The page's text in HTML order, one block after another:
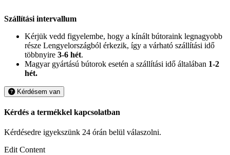
Szállítási intervallum
Kérjük vedd figyelembe, hogy a kínált bútoraink legnagyobb
része Lengyelországból érkezik, így a várható szállítási idő
többnyire 3-6 hét.
Magyar gyártású bútorok esetén a szállítási idő általában 1-2
hét.
Kérdésem van
Kérdés a termékkel kapcsolatban
Kérdésedre igyekszünk 24 órán belül válaszolni.
Edit Content